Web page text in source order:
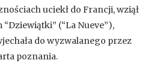
uciekł do Francji, wziął
(“La Nueve”),
do wyzwalanego przez
poznania.